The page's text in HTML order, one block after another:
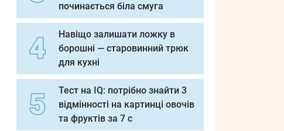
починається біла смуга
Навіщо залишати ложку в
борошні — старовинний трюк
для кухні
Тест на IQ: потрібно знайти 3
відмінності на картинці овочів
та фруктів за 7 с